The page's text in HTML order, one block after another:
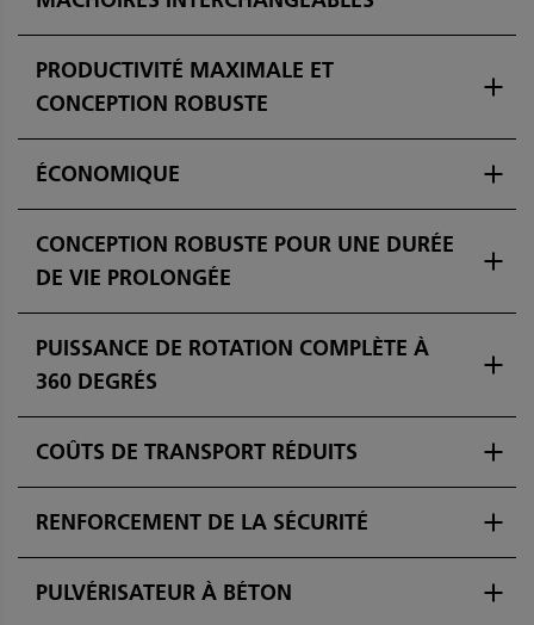
PRODUCTIVITÉ MAXIMALE ET
CONCEPTION ROBUSTE
ÉCONOMIQUE
CONCEPTION ROBUSTE POUR UNE DURÉE
DE VIE PROLONGÉE
PUISSANCE DE ROTATION COMPLÈTE À
360 DEGRÉS
COÛTS DE TRANSPORT RÉDUITS
RENFORCEMENT DE LA SÉCURITÉ
PULVÉRISATEUR À BÉTON